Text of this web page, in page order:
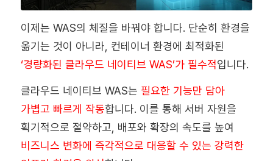
이제는 WAS의 체질을 바꿔야 합니다. 단순히 환경을
옮기는 것이 아니라, 컨테이너 환경에 최적화된
‘경량화된 클라우드 네이티브 WAS’가 필수적입니다.
클라우드 네이티브 WAS는 필요한 기능만 담아
가볍고 빠르게 작동합니다. 이를 통해 서버 자원을
획기적으로 절약하고, 배포와 확장의 속도를 높여
비즈니스 변화에 즉각적으로 대응할 수 있는 강력한